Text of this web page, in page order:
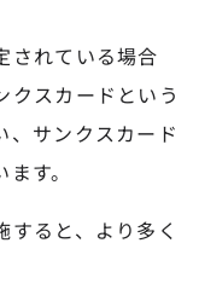
されている場合
クスカードという
、サンクスカード
す。
すると、より多く